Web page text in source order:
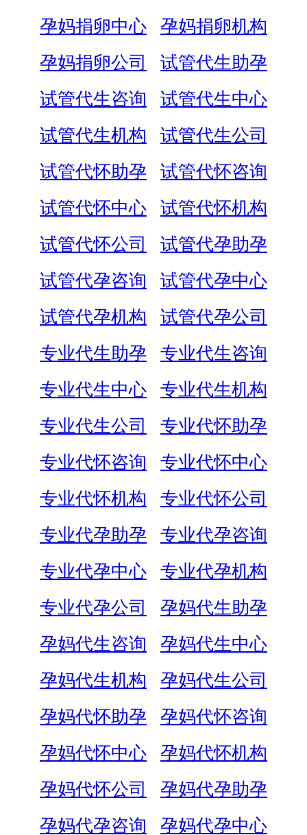
孕妈捐卵中心
孕妈捐卵机构
孕妈捐卵公司
试管代生助孕
试管代生咨询
试管代生中心
试管代生机构
试管代生公司
试管代怀助孕
试管代怀咨询
试管代怀中心
试管代怀机构
试管代怀公司
试管代孕助孕
试管代孕咨询
试管代孕中心
试管代孕机构
试管代孕公司
专业代生助孕
专业代生咨询
专业代生中心
专业代生机构
专业代生公司
专业代怀助孕
专业代怀咨询
专业代怀中心
专业代怀机构
专业代怀公司
专业代孕助孕
专业代孕咨询
专业代孕中心
专业代孕机构
专业代孕公司
孕妈代生助孕
孕妈代生咨询
孕妈代生中心
孕妈代生机构
孕妈代生公司
孕妈代怀助孕
孕妈代怀咨询
孕妈代怀中心
孕妈代怀机构
孕妈代怀公司
孕妈代孕助孕
孕妈代孕咨询
孕妈代孕中心